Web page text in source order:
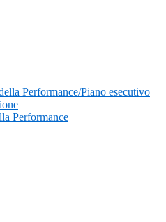
Performance/Piano esecutivo
Performance